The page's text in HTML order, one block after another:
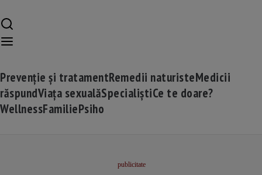
Prevenție și tratamentRemedii naturisteMedicii
răspundViața sexualăSpecialiștiCe te doare?
WellnessFamiliePsiho